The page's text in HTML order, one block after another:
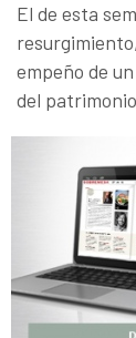
El de esta
empeño de
del